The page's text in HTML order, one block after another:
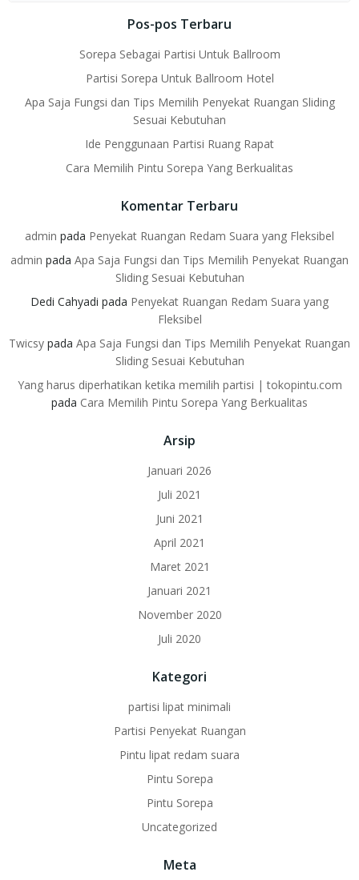
Pos-pos Terbaru
Sorepa Sebagai Partisi Untuk Ballroom
Partisi Sorepa Untuk Ballroom Hotel
Apa Saja Fungsi dan Tips Memilih Penyekat Ruangan Sliding
Sesuai Kebutuhan
Ide Penggunaan Partisi Ruang Rapat
Cara Memilih Pintu Sorepa Yang Berkualitas
Komentar Terbaru
admin pada Penyekat Ruangan Redam Suara yang Fleksibel
admin pada Apa Saja Fungsi dan Tips Memilih Penyekat Ruangan
Sliding Sesuai Kebutuhan
Dedi Cahyadi pada Penyekat Ruangan Redam Suara yang
Fleksibel
Twicsy pada Apa Saja Fungsi dan Tips Memilih Penyekat Ruangan
Sliding Sesuai Kebutuhan
Yang harus diperhatikan ketika memilih partisi | tokopintu.com
pada Cara Memilih Pintu Sorepa Yang Berkualitas
Arsip
Januari 2026
Juli 2021
Juni 2021
April 2021
Maret 2021
Januari 2021
November 2020
Juli 2020
Kategori
partisi lipat minimali
Partisi Penyekat Ruangan
Pintu lipat redam suara
Pintu Sorepa
Pintu Sorepa
Uncategorized
Meta